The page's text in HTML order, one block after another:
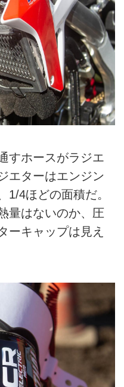
すホースがラジエ
エターはエンジン
1/4ほどの面積だ。
量はないのか、圧
ーキャップは見え